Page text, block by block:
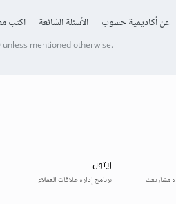
عن أكاديمية حسوب الأسئلة الشائعة اكتب
unless mentioned otherwise.